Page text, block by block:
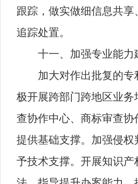
跟踪，做实做细信息共
追踪处置。
十一、加强专业能力
加大对作出批复的专利
极开展跨部门跨地区业
查协作中心、商标审查
提供基础支撑。加强侵
予技术支撑。开展知识